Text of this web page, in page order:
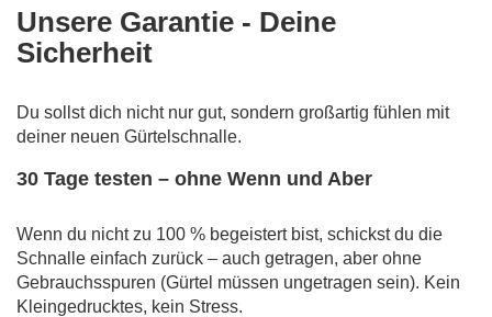
Unsere Garantie - Deine
Sicherheit
Du sollst dich nicht nur gut, sondern großartig fühlen mit
deiner neuen Gürtelschnalle.
30 Tage testen – ohne Wenn und Aber
Wenn du nicht zu 100 % begeistert bist, schickst du die
Schnalle einfach zurück – auch getragen, aber ohne
Gebrauchsspuren (Gürtel müssen ungetragen sein). Kein
Kleingedrucktes, kein Stress.